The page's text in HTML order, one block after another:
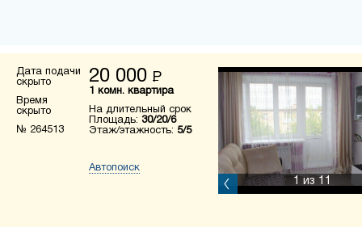
Дата подачи
скрыто
Время
скрыто
№ 264513
20 000 Р
1 комн. квартира
На длительный срок
Площадь: 30/20/6
Этаж/этажность: 5/5
Автопоиск
1 из 11